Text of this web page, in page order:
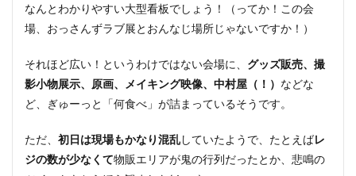
なんとわかりやすい大型看板でしょう！（ってか！この会
場、おっさんずラブ展とおんなじ場所じゃないですか！）
それほど広い！というわけではない会場に、 グッズ販売、撮
影小物展示、原画、メイキング映像、中村屋（！） などな
ど、ぎゅーっと「何食べ」が詰まっているそうです。
ただ、 初日は現場もかなり混乱していたようで、たとえばレ
ジの数が少なくて物販エリアが鬼の行列だったとか、悲鳴の